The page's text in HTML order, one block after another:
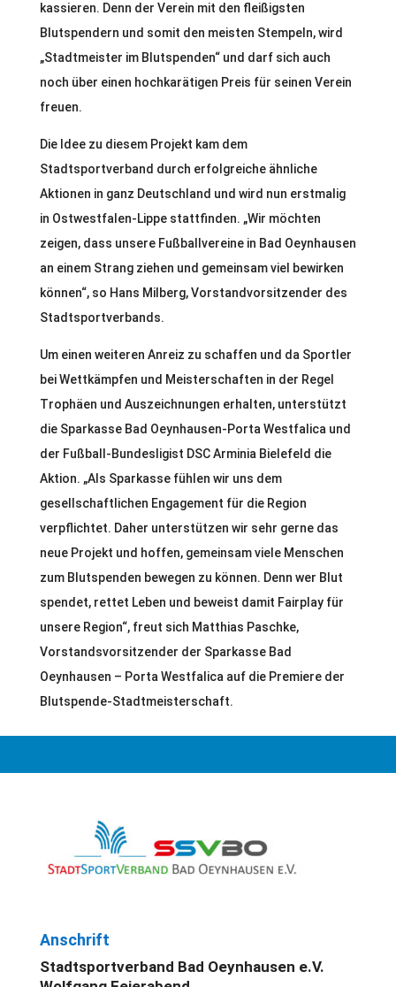
kassieren. Denn der Verein mit den fleißigsten
Blutspendern und somit den meisten Stempeln, wird
„Stadtmeister im Blutspenden“ und darf sich auch
noch über einen hochkarätigen Preis für seinen Verein
freuen.
Die Idee zu diesem Projekt kam dem
Stadtsportverband durch erfolgreiche ähnliche
Aktionen in ganz Deutschland und wird nun erstmalig
in Ostwestfalen-Lippe stattfinden. „Wir möchten
zeigen, dass unsere Fußballvereine in Bad Oeynhausen
an einem Strang ziehen und gemeinsam viel bewirken
können“, so Hans Milberg, Vorstandvorsitzender des
Stadtsportverbands.
Um einen weiteren Anreiz zu schaffen und da Sportler
bei Wettkämpfen und Meisterschaften in der Regel
Trophäen und Auszeichnungen erhalten, unterstützt
die Sparkasse Bad Oeynhausen-Porta Westfalica und
der Fußball-Bundesligist DSC Arminia Bielefeld die
Aktion. „Als Sparkasse fühlen wir uns dem
gesellschaftlichen Engagement für die Region
verpflichtet. Daher unterstützen wir sehr gerne das
neue Projekt und hoffen, gemeinsam viele Menschen
zum Blutspenden bewegen zu können. Denn wer Blut
spendet, rettet Leben und beweist damit Fairplay für
unsere Region“, freut sich Matthias Paschke,
Vorstandsvorsitzender der Sparkasse Bad
Oeynhausen – Porta Westfalica auf die Premiere der
Blutspende-Stadtmeisterschaft.
Anschrift
Stadtsportverband Bad Oeynhausen e.V.